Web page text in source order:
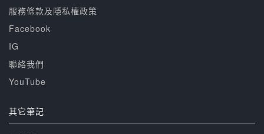
服務條款及隱私權政策
Facebook
IG
聯絡我們
YouTube
其它筆記